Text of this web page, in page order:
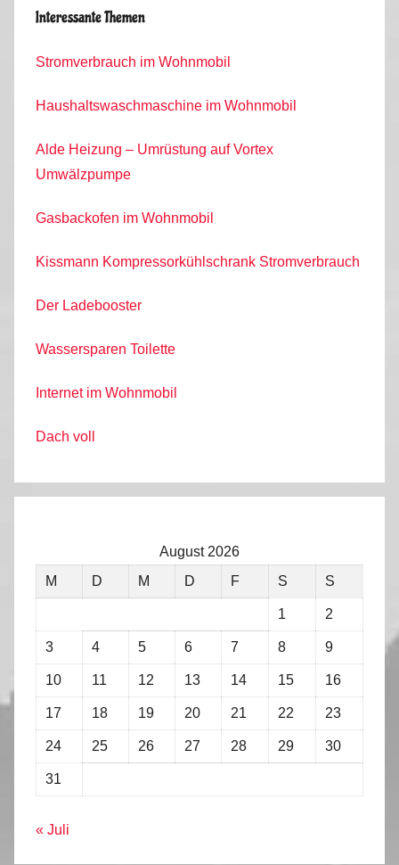
Interessante Themen
Stromverbrauch im Wohnmobil
Haushaltswaschmaschine im Wohnmobil
Alde Heizung – Umrüstung auf Vortex
Umwälzpumpe
Gasbackofen im Wohnmobil
Kissmann Kompressorkühlschrank Stromverbrauch
Der Ladebooster
Wassersparen Toilette
Internet im Wohnmobil
Dach voll
August 2026
M
D M D F S S
1 2
3 4 5 6 7 8 9
10 11 12 13 14 15 16
17 18 19 20 21 22 23
24 25 26 27 28 29 30
31
« Juli